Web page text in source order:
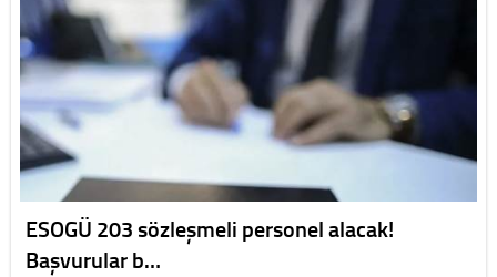
ESOGÜ 203 sözleşmeli personel alacak!
Başvurular b…